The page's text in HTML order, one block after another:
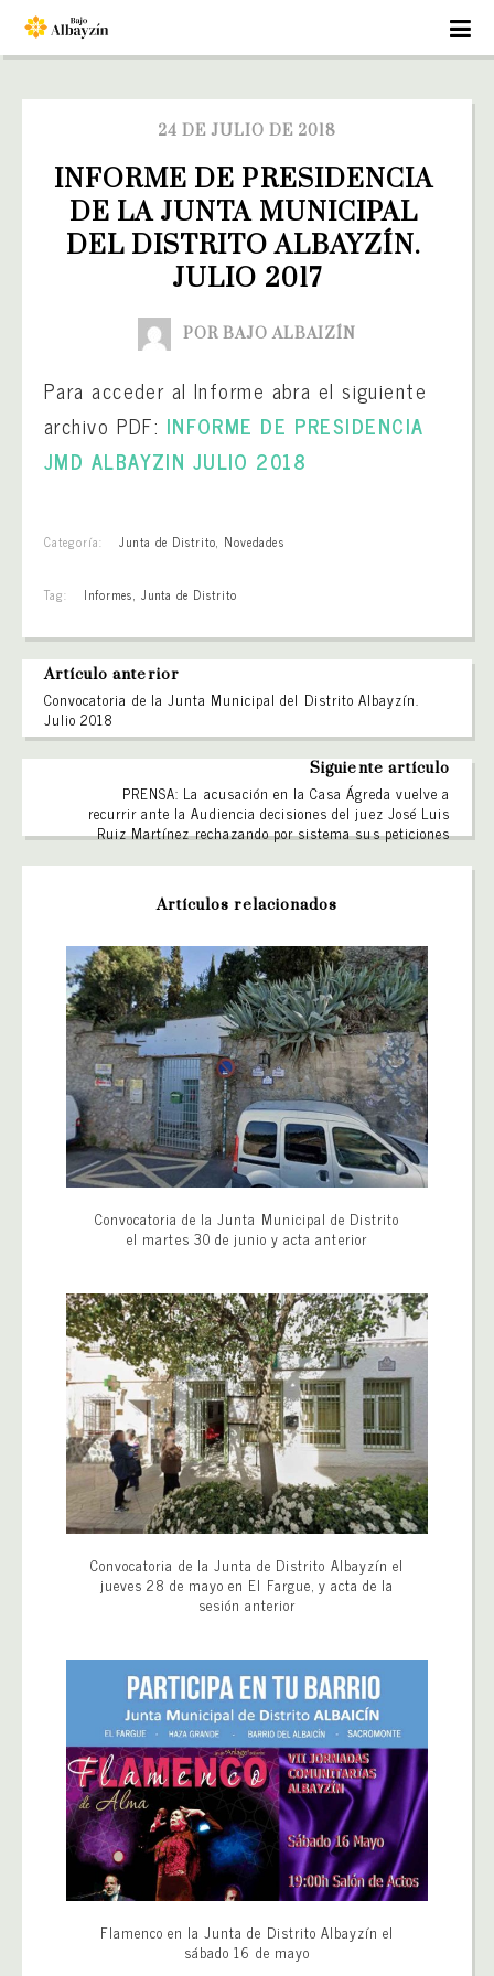
24 DE JULIO DE 2018
INFORME DE PRESIDENCIA
DE LA JUNTA MUNICIPAL
DEL DISTRITO ALBAYZÍN.
JULIO 2017
POR BAJO ALBAIZÍN
Para acceder al Informe abra el siguiente
archivo PDF: INFORME DE PRESIDENCIA
JMD ALBAYZIN JULIO 2018
Categoría: Junta de Distrito, Novedades
Tag: Informes, Junta de Distrito
Artículo anterior
Convocatoria de la Junta Municipal del Distrito Albayzín.
Julio 2018
Siguiente artículo
PRENSA: La acusación en la Casa Ágreda vuelve a
recurrir ante la Audiencia decisiones del juez José Luis
Ruiz Martínez rechazando por sistema sus peticiones
Artículos relacionados
Convocatoria de la Junta Municipal de Distrito
el martes 30 de junio y acta anterior
Convocatoria de la Junta de Distrito Albayzín el
jueves 28 de mayo en El Fargue, y acta de la
sesión anterior
Flamenco en la Junta de Distrito Albayzín el
sábado 16 de mayo